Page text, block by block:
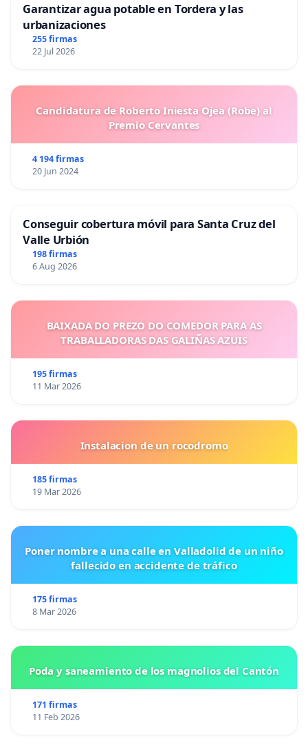
Garantizar agua potable en Tordera y las
urbanizaciones
255 firmas
22 Jul 2026
Candidatura de Roberto Iniesta Ojea (Robe) al
Premio Cervantes
4 194 firmas
20 Jun 2024
Conseguir cobertura móvil para Santa Cruz del
Valle Urbión
198 firmas
6 Aug 2026
BAIXADA DO PREZO DO COMEDOR PARA AS
TRABALLADORAS DAS GALIÑAS AZUIS
195 firmas
11 Mar 2026
Instalacion de un rocodromo
185 firmas
19 Mar 2026
Poner nombre a una calle en Valladolid de un niño
fallecido en accidente de tráfico
175 firmas
8 Mar 2026
Poda y saneamiento de los magnolios del Cantón
171 firmas
11 Feb 2026